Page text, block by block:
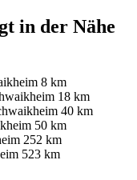
in der Nähe
8 km
18 km
40 km
50 km
252 km
523 km